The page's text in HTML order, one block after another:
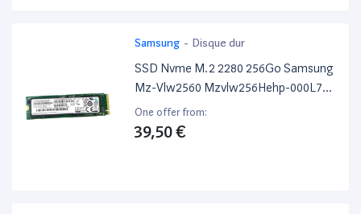
Samsung - Disque dur
SSD Nvme M.2 2280 256Go Samsung
Mz-Vlw2560 Mzvlw256Hehp-000L7
P/N Sss0L25044
One offer from:
39,50 €